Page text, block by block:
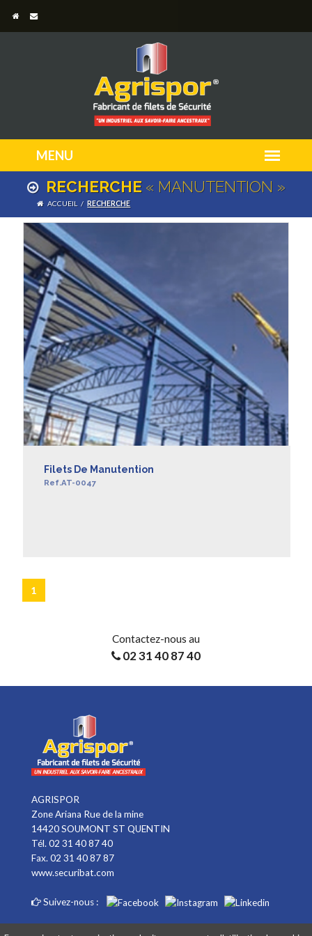
RECHERCHE « MANUTENTION »
ACCUEIL / RECHERCHE
Filets De Manutention
Ref.AT-0047
1
Contactez-nous au
02 31 40 87 40
AGRISPOR
Zone Ariana Rue de la mine
14420 SOUMONT ST QUENTIN
Tél. 02 31 40 87 40
Fax. 02 31 40 87 87
www.securibat.com
Suivez-nous :